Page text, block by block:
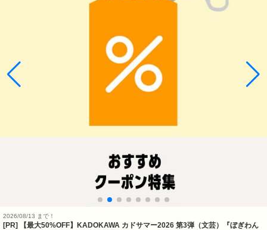
2026/08/13 まで！
[PR]
【最大50%OFF】KADOKAWA カドサマー2026 第3弾（文芸）『ぼぎわん